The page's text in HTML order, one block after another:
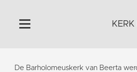
Home
KERK
De Barholomeuskerk van Beerta